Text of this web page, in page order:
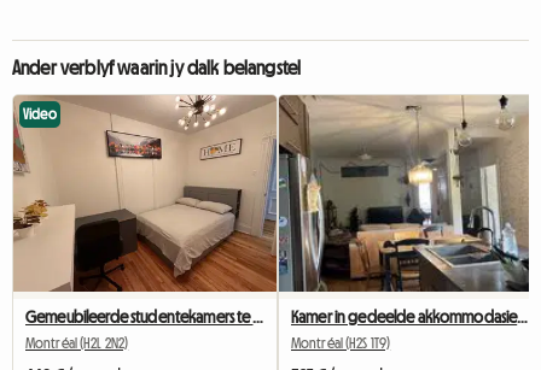
Ander verblyf waarin jy dalk belangstel
Video
Gemeubileerde studentekamers te huur in Montreal
Montréal (H2L 2N2)
Kamer in gedeelde akkommodasie, metrostasie Beubien
Montréal (H2S 1T9)